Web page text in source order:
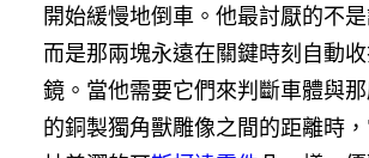
開始緩慢地倒車。他最討厭的不是
而是那兩塊永遠在關鍵時刻自動
鏡。當他需要它們來判斷車體與
的銅製獨角獸雕像之間的距離時